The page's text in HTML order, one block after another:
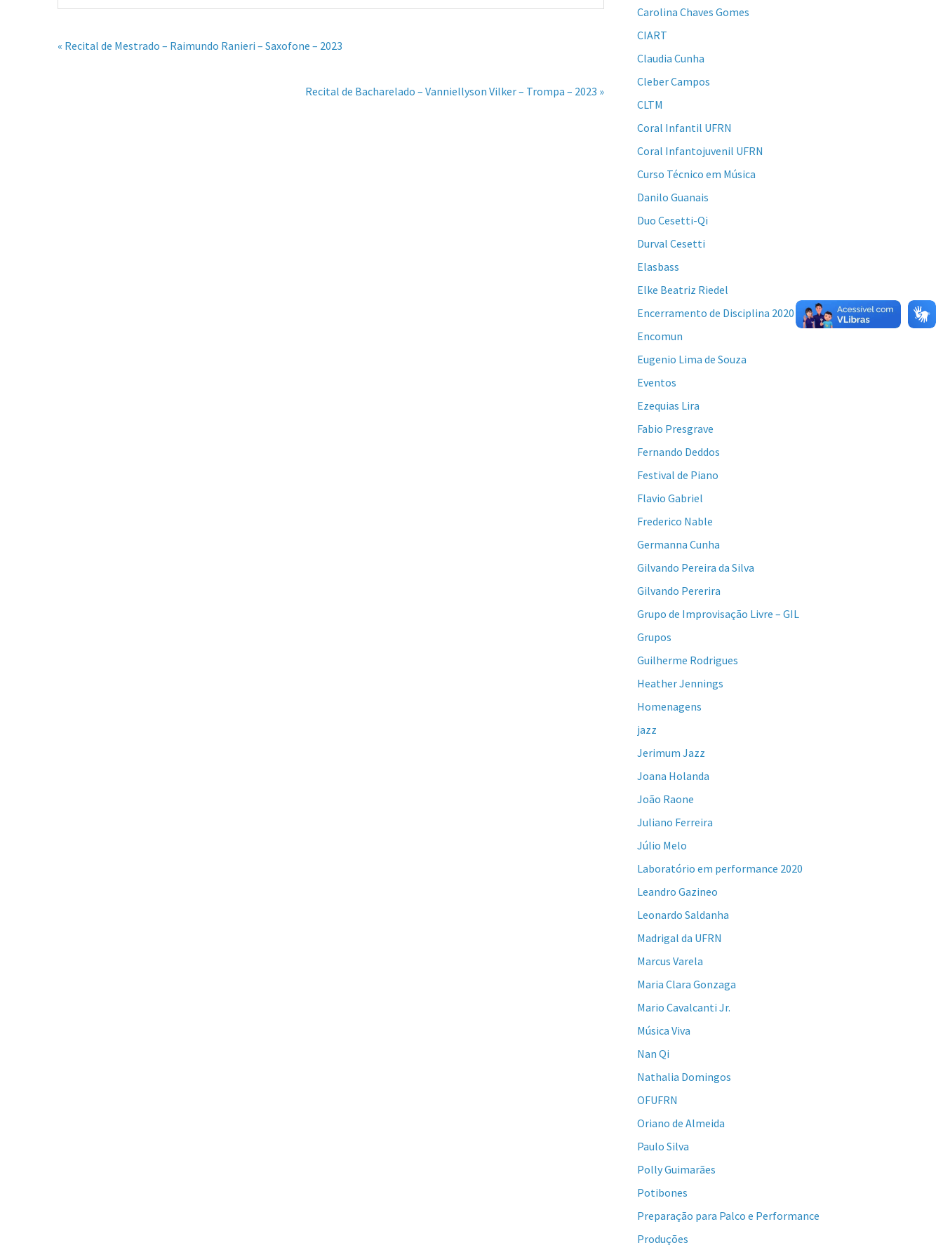
« Recital de Mestrado – Raimundo Ranieri – Saxofone – 2023
Recital de Bacharelado – Vanniellyson Vilker – Trompa – 2023 »
Carolina Chaves Gomes
CIART
Claudia Cunha
Cleber Campos
CLTM
Coral Infantil UFRN
Coral Infantojuvenil UFRN
Curso Técnico em Música
Danilo Guanais
Duo Cesetti-Qi
Durval Cesetti
Elasbass
Elke Beatriz Riedel
Encerramento de Disciplina 2020
Encomun
Eugenio Lima de Souza
Eventos
Ezequias Lira
Fabio Presgrave
Fernando Deddos
Festival de Piano
Flavio Gabriel
Frederico Nable
Germanna Cunha
Gilvando Pereira da Silva
Gilvando Pererira
Grupo de Improvisação Livre – GIL
Grupos
Guilherme Rodrigues
Heather Jennings
Homenagens
jazz
Jerimum Jazz
Joana Holanda
João Raone
Juliano Ferreira
Júlio Melo
Laboratório em performance 2020
Leandro Gazineo
Leonardo Saldanha
Madrigal da UFRN
Marcus Varela
Maria Clara Gonzaga
Mario Cavalcanti Jr.
Música Viva
Nan Qi
Nathalia Domingos
OFUFRN
Oriano de Almeida
Paulo Silva
Polly Guimarães
Potibones
Preparação para Palco e Performance
Produções